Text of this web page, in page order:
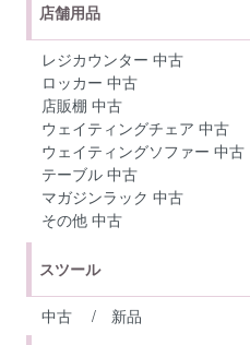
店舗用品
レジカウンター 中古
ロッカー 中古
店販棚 中古
ウェイティングチェア 中古
ウェイティングソファー 中古
テーブル 中古
マガジンラック 中古
その他 中古
スツール
中古 / 新品